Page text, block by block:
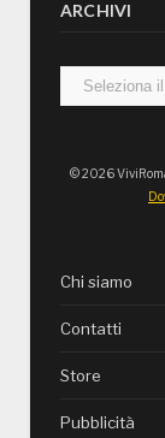
ARCHIVI
Archivi
© 2026
Chi siamo
Contatti
Store
Pubblicità